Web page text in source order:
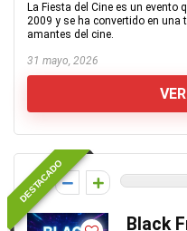
La Fiesta del Cine es un evento
2009 y se ha convertido en una
amantes del cine.
31 mayo, 2026
DESTACADO
0
Black